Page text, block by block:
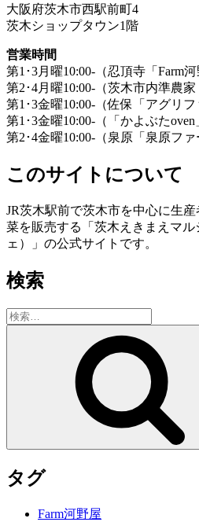
大阪府茨木市西駅前町4
茨木ショップタウン1階
営業時間
第1･3月曜10:00-（忍頂寺「Farm河
第2･4月曜10:00-（茨木市内準農家
第1･3金曜10:00-（佐保「アグリフ
第1･3金曜10:00-（「かよぶたoven
第2･4金曜10:00-（泉原「泉原ファ
このサイトについて
JR茨木駅前で茨木市を中心に生
菜を販売する「茨木えきまえマ
ェ）」の公式サイトです。
検索
検
索:
タグ
Farm河野屋